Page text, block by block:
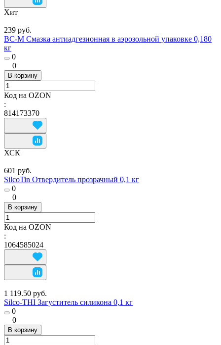
Хит
239 руб.
ВС-М Смазка антиадгезионная в аэрозольной упаковке 0,180
кг
0
0
В корзину
Код на OZON
:
814173370
ХСК
601 руб.
SilcoTin Отвердитель прозрачный 0,1 кг
0
0
В корзину
Код на OZON
:
1064585024
1 119.50 руб.
Silco-THI Загуститель силикона 0,1 кг
0
0
В корзину